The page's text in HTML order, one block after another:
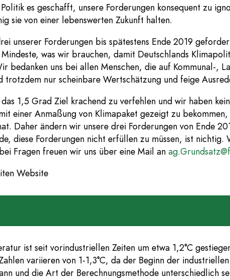
es geschafft, unsere Forderungen konsequent zu
sie von einer lebenswerten Zukunft halten.
unserer Forderungen bis spätestens Ende 2019
was wir brauchen, damit Deutschlands
bedanken uns bei allen Menschen, die auf Kommunal-,
trotzdem nur scheinbare Wertschätzung und feige
1,5 Grad Ziel krachend zu verfehlen und wir haben
einer Anmaßung von Klimapaket gezeigt zu
Daher ändern wir unsere drei Forderungen von Ende
diese Forderungen nicht erfüllen zu müssen, ist nichtig.
Fragen freuen wir uns über eine Mail an
Website
ist seit vorindustriellen Zeiten um etwa 1,2°C
variieren von 1-1,3°C, da der Beginn der
und die Art der Berechnungsmethode unterschiedlich